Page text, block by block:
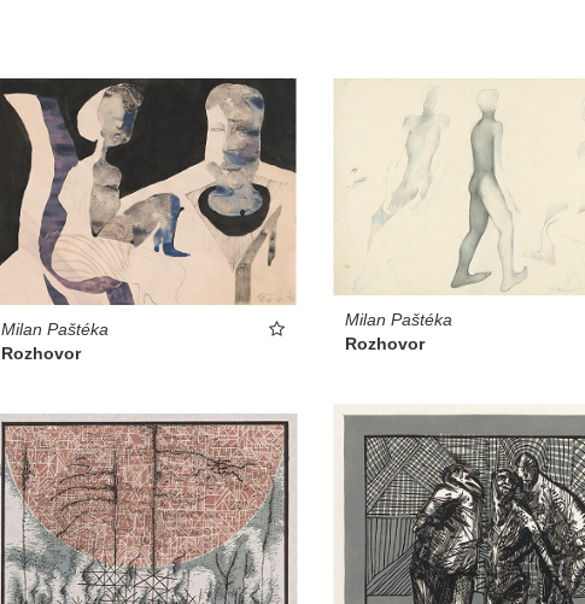
Milan Paštéka
Rozhovor
Milan Paštéka
Rozhovor